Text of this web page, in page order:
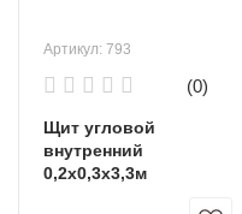
Артикул: 793
(0)
Щит угловой
внутренний
0,2х0,3х3,3м